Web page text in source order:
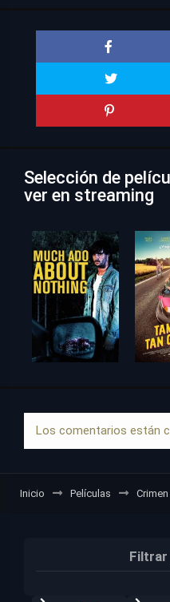
Selección de
ver en streaming
Los comentarios están
Inicio Películas Crimen
Filtrar